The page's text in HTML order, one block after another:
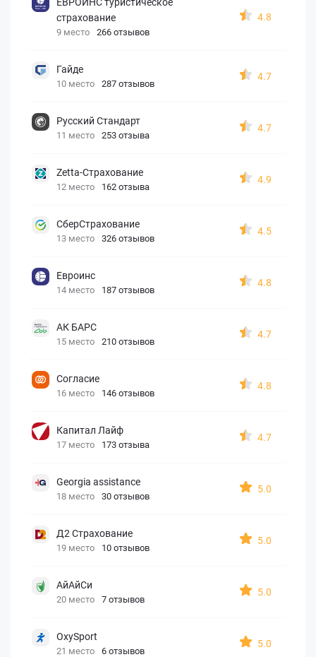
страхование
9 место 266 отзывов
4.8
Гайде
10 место 287 отзывов
4.7
Русский Стандарт
11 место 253 отзыва
4.7
Zetta-Страхование
12 место 162 отзыва
4.9
СберСтрахование
13 место 326 отзывов
4.5
Евроинс
14 место 187 отзывов
4.8
АК БАРС
15 место 210 отзывов
4.7
Согласие
16 место 146 отзывов
4.8
Капитал Лайф
17 место 173 отзыва
4.7
Georgia assistance
18 место 30 отзывов
5.0
Д2 Страхование
19 место 10 отзывов
5.0
АйАйСи
20 место 7 отзывов
5.0
OxySport
21 место 6 отзывов
5.0